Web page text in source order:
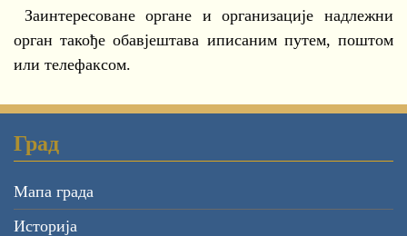
Заинтересоване органе и организације надлежни
орган такође обавјештава иписаним путем, поштом
или телефаксом.
Град
Мапа града
Историја